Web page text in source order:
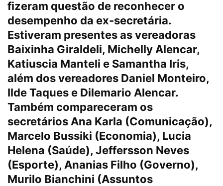
fizeram questão de reconhecer o
desempenho da ex-secretária.
Estiveram presentes as vereadoras
Baixinha Giraldeli, Michelly Alencar,
Katiuscia Manteli e Samantha Iris,
além dos vereadores Daniel Monteiro,
Ilde Taques e Dilemario Alencar.
Também compareceram os
secretários Ana Karla (Comunicação),
Marcelo Bussiki (Economia), Lucia
Helena (Saúde), Jeffersson Neves
(Esporte), Ananias Filho (Governo),
Murilo Bianchini (Assuntos